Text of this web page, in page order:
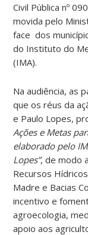
Civil Pública nº
movida pelo
face dos
do Instituto do
(IMA).
Na audiência, as
que os réus da
e Paulo Lopes,
Ações e Metas
elaborado pelo
Lopes”, de modo
Recursos
Madre e Bacias
incentivo e
agroecologia,
apoio aos